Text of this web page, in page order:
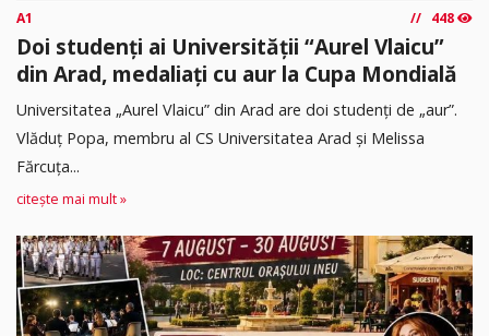
A1 448
Doi studenți ai Universității “Aurel Vlaicu”
din Arad, medaliați cu aur la Cupa Mondială
Universitatea „Aurel Vlaicu” din Arad are doi studenți de „aur”.
Vlăduț Popa, membru al CS Universitatea Arad și Melissa
Fărcuța...
citește mai mult »